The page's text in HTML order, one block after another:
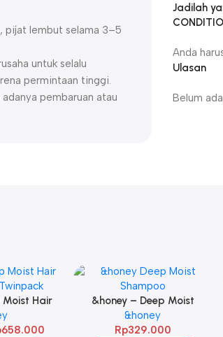
pijat lembut selama 3–5
untuk selalu
permintaan tinggi.
pembaruan atau
Ulasan
Belum ada
Jadilah
Anda
Moist Hair
658.000
&honey – Deep Moist
Shampoo 1.0 440ml
&honey
Rp329.000